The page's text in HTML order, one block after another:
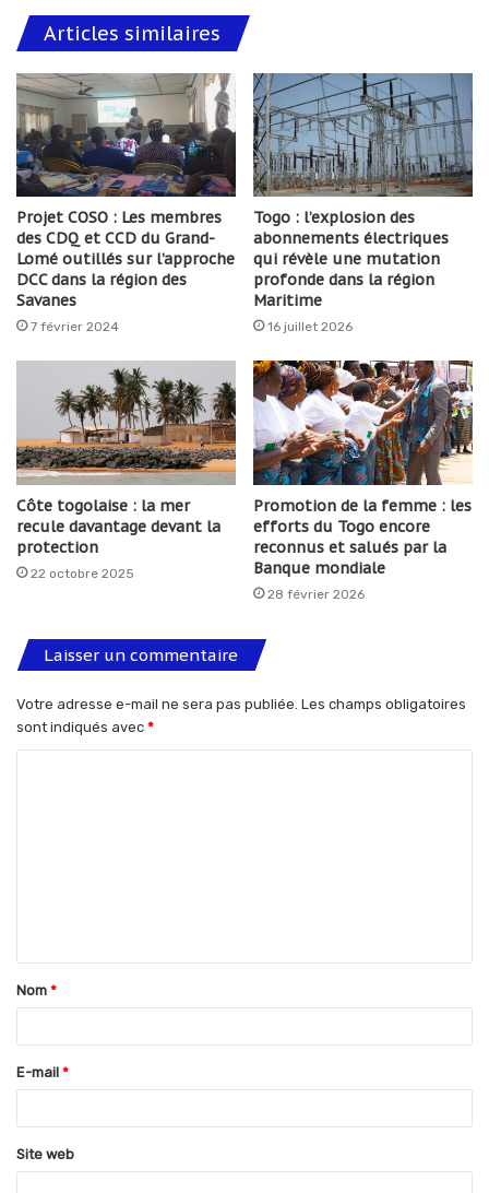
Articles similaires
Projet COSO : Les membres
des CDQ et CCD du Grand-
Lomé outillés sur l’approche
DCC dans la région des
Savanes
7 février 2024
Togo : l’explosion des
abonnements électriques
qui révèle une mutation
profonde dans la région
Maritime
16 juillet 2026
Côte togolaise : la mer
recule davantage devant la
protection
22 octobre 2025
Promotion de la femme : les
efforts du Togo encore
reconnus et salués par la
Banque mondiale
28 février 2026
Laisser un commentaire
Votre adresse e-mail ne sera pas publiée. Les champs obligatoires
sont indiqués avec *
t
a
e
*
Nom *
E-mail *
Site web